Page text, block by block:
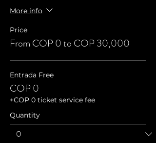
More info
Price
From COP 0 to COP 30,000
Entrada Free
COP 0
+COP 0 ticket service fee
Quantity